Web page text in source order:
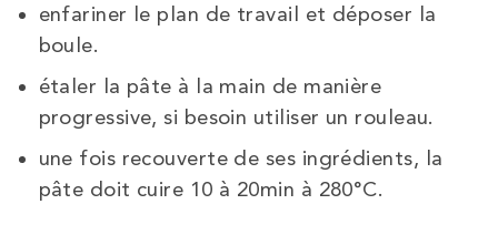
enfariner le plan de travail et déposer la
boule.
étaler la pâte à la main de manière
progressive, si besoin utiliser un rouleau.
une fois recouverte de ses ingrédients, la
pâte doit cuire 10 à 20min à 280°C.